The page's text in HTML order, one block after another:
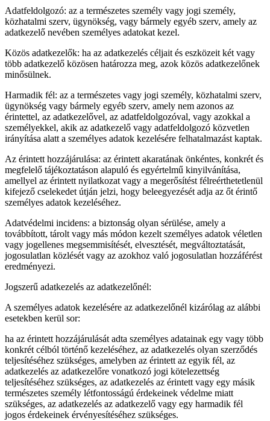
Adatfeldolgozó: az a természetes személy vagy jogi személy,
közhatalmi szerv, ügynökség, vagy bármely egyéb szerv, amely az
adatkezelő nevében személyes adatokat kezel.
Közös adatkezelők: ha az adatkezelés céljait és eszközeit két vagy
több adatkezelő közösen határozza meg, azok közös adatkezelőnek
minősülnek.
Harmadik fél: az a természetes vagy jogi személy, közhatalmi szerv,
ügynökség vagy bármely egyéb szerv, amely nem azonos az
érintettel, az adatkezelővel, az adatfeldolgozóval, vagy azokkal a
személyekkel, akik az adatkezelő vagy adatfeldolgozó közvetlen
irányítása alatt a személyes adatok kezelésére felhatalmazást kaptak.
Az érintett hozzájárulása: az érintett akaratának önkéntes, konkrét és
megfelelő tájékoztatáson alapuló és egyértelmű kinyilvánítása,
amellyel az érintett nyilatkozat vagy a megerősítést félreérthetetlenül
kifejező cselekedet útján jelzi, hogy beleegyezését adja az őt érintő
személyes adatok kezeléséhez.
Adatvédelmi incidens: a biztonság olyan sérülése, amely a
továbbított, tárolt vagy más módon kezelt személyes adatok véletlen
vagy jogellenes megsemmisítését, elvesztését, megváltoztatását,
jogosulatlan közlését vagy az azokhoz való jogosulatlan hozzáférést
eredményezi.
Jogszerű adatkezelés az adatkezelőnél:
A személyes adatok kezelésére az adatkezelőnél kizárólag az alábbi
esetekben kerül sor:
ha az érintett hozzájárulását adta személyes adatainak egy vagy több
konkrét célból történő kezeléséhez, az adatkezelés olyan szerződés
teljesítéséhez szükséges, amelyben az érintett az egyik fél, az
adatkezelés az adatkezelőre vonatkozó jogi kötelezettség
teljesítéséhez szükséges, az adatkezelés az érintett vagy egy másik
természetes személy létfontosságú érdekeinek védelme miatt
szükséges, az adatkezelés az adatkezelő vagy egy harmadik fél
jogos érdekeinek érvényesítéséhez szükséges.